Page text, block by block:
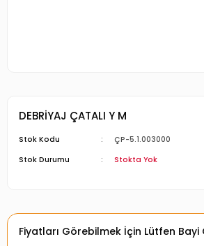
DEBRİYAJ ÇATALI Y M
Stok Kodu
ÇP-5.1.003000
Stok Durumu
Stokta Yok
Fiyatları Görebilmek İçin Lütfen Bayi